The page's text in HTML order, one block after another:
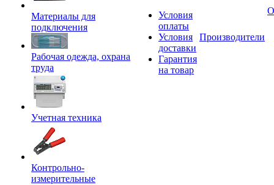
Материалы для
подключения
Рабочая одежда, охрана
труда
Учетная техника
Контрольно-
измерительные
Условия
оплаты
Условия
доставки
Гарантия
на товар
Производители